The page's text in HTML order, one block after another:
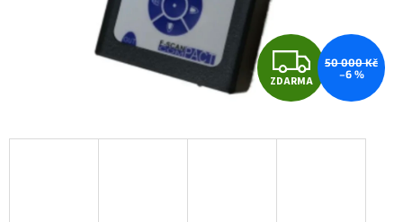
Z
D
A
ZDARMA
50 000 Kč
–6 %